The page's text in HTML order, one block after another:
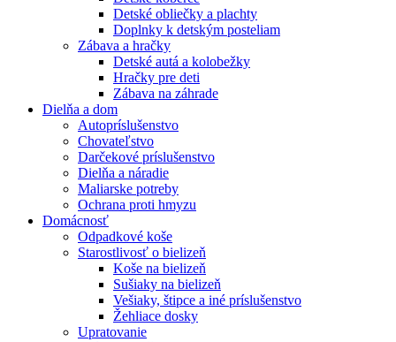
Detské obliečky a plachty
Doplnky k detským posteliam
Zábava a hračky
Detské autá a kolobežky
Hračky pre deti
Zábava na záhrade
Dielňa a dom
Autopríslušenstvo
Chovateľstvo
Darčekové príslušenstvo
Dielňa a náradie
Maliarske potreby
Ochrana proti hmyzu
Domácnosť
Odpadkové koše
Starostlivosť o bielizeň
Koše na bielizeň
Sušiaky na bielizeň
Vešiaky, štipce a iné príslušenstvo
Žehliace dosky
Upratovanie